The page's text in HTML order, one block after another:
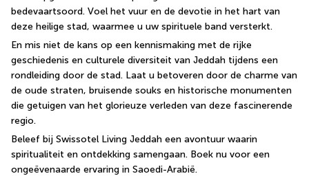
bedevaartsoord. Voel het vuur en de devotie in het hart van
deze heilige stad, waarmee u uw spirituele band versterkt.
En mis niet de kans op een kennismaking met de rijke
geschiedenis en culturele diversiteit van Jeddah tijdens een
rondleiding door de stad. Laat u betoveren door de charme van
de oude straten, bruisende souks en historische monumenten
die getuigen van het glorieuze verleden van deze fascinerende
regio.
Beleef bij Swissotel Living Jeddah een avontuur waarin
spiritualiteit en ontdekking samengaan. Boek nu voor een
ongeëvenaarde ervaring in Saoedi-Arabië.